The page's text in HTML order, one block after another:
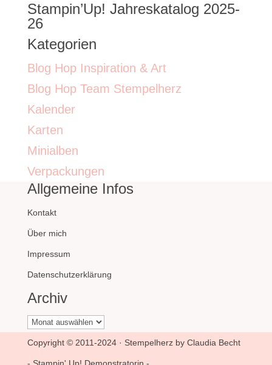
Stampin’Up! Jahreskatalog 2025-
26
Kategorien
Blog Hop Inspiration & Art
Blog Hop Team Stempelherz
Kalender
Karten
Minialben
Verpackungen
Allgemeine Infos
Kontakt
Über mich
Impressum
Datenschutzerklärung
Archiv
Archiv
Copyright © 2011-2024 · Stempelherz by Claudia Becht